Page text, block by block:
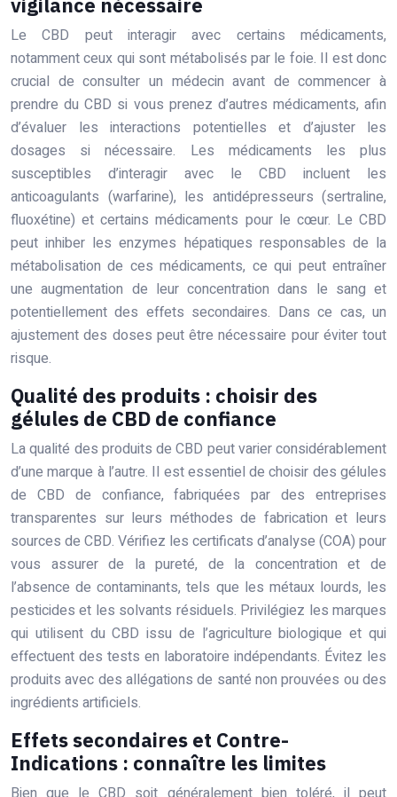
Le CBD peut interagir avec certains médicaments,
notamment ceux qui sont métabolisés par le foie. Il est donc
crucial de consulter un médecin avant de commencer à
prendre du CBD si vous prenez d’autres médicaments, afin
d’évaluer les interactions potentielles et d’ajuster les
dosages si nécessaire. Les médicaments les plus
susceptibles d’interagir avec le CBD incluent les
anticoagulants (warfarine), les antidépresseurs (sertraline,
fluoxétine) et certains médicaments pour le cœur. Le CBD
peut inhiber les enzymes hépatiques responsables de la
métabolisation de ces médicaments, ce qui peut entraîner
une augmentation de leur concentration dans le sang et
potentiellement des effets secondaires. Dans ce cas, un
ajustement des doses peut être nécessaire pour éviter tout
risque.
Qualité des produits : choisir des
gélules de CBD de confiance
La qualité des produits de CBD peut varier considérablement
d’une marque à l’autre. Il est essentiel de choisir des gélules
de CBD de confiance, fabriquées par des entreprises
transparentes sur leurs méthodes de fabrication et leurs
sources de CBD. Vérifiez les certificats d’analyse (COA) pour
vous assurer de la pureté, de la concentration et de
l’absence de contaminants, tels que les métaux lourds, les
pesticides et les solvants résiduels. Privilégiez les marques
qui utilisent du CBD issu de l’agriculture biologique et qui
effectuent des tests en laboratoire indépendants. Évitez les
produits avec des allégations de santé non prouvées ou des
ingrédients artificiels.
Effets secondaires et Contre-
Indications : connaître les limites